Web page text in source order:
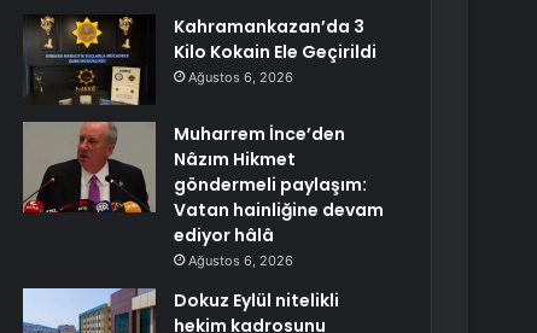
Kahramankazan’da 3
Kilo Kokain Ele Geçirildi
Ağustos 6, 2026
Muharrem İnce’den
Nâzım Hikmet
göndermeli paylaşım:
Vatan hainliğine devam
ediyor hâlâ
Ağustos 6, 2026
Dokuz Eylül nitelikli
hekim kadrosunu